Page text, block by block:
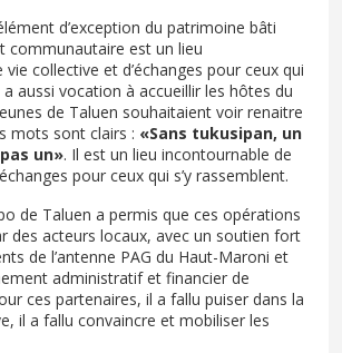
d’exception du patrimoine bâti
communautaire est un lieu
collective et d’échanges pour ceux qui
a aussi vocation à accueillir les hôtes du
de Taluen souhaitaient voir renaitre
mots sont clairs : «Sans tukusipan, un
un». Il est un lieu incontournable de
pour ceux qui s’y rassemblent.
de Taluen a permis que ces opérations
des acteurs locaux, avec un soutien fort
de l’antenne PAG du Haut-Maroni et
administratif et financier de
ces partenaires, il a fallu puiser dans la
il a fallu convaincre et mobiliser les